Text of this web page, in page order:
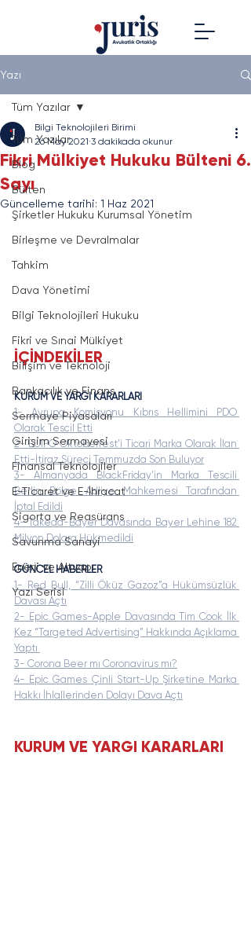
Yazı
Tüm Yazılar
Blog
Bülten
Şirketler Hukuku Kurumsal Yönetim
Birleşme ve Devralmalar
Tahkim
Dava Yönetimi
Bilgi Teknolojileri Hukuku
Fikri ve Sınai Mülkiyet
Bilişim ve Teknoloji
Bankacılık ve Finans
Sermaye Piyasaları
Girişim Sermayesi
Finansal Teknolojiler
E-Ticaret ve E-İhracat
Sigorta ve Reasürans
Savunma Sanayi
Enerji ve Altyapı
Yazı Serisi
Tüm Yazılar
Fikri Mülkiyet Hukuku Bülteni 6.
Sayı
Bilgi Teknolojileri Birimi
26 May 2021 3 dakikada okunur
Güncelleme tarihi: 1 Haz 2021
İÇİNDEKİLER
KURUM VE YARGI KARARLARI
1- Avrupa Komisyonu Kıbrıs Hellimini PDO
Olarak Tescil Etti
2- EUIPO Oktoberfest’i Ticari Marka Olarak İlan
Etti-İtiraz Süreci Temmuzda Son Buluyor
3- Almanyada BlackFriday’in Marka Tescili
Berlin Bölge Adliye Mahkemesi Tarafından
İptal Edildi
4- Takeda-Bayer Davasında Bayer Lehine 182
Milyon Dolara Hükmedildi
GÜNCEL HABERLER
1- Red Bull, “Zilli Öküz Gazoz”a Hükümsüzlük
Davası Açtı
2- Epic Games-Apple Davasında Tim Cook İlk
Kez “Targeted Advertising” Hakkında Açıklama
Yaptı
3- Corona Beer mı Coronavirus mı?
4- Epic Games Çinli Start-Up Şirketine Marka
Hakkı İhlallerinden Dolayı Dava Açtı
KURUM VE YARGI KARARLARI